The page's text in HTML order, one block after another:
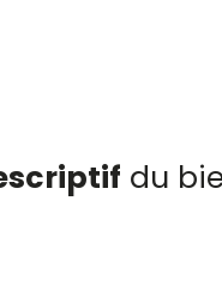
du